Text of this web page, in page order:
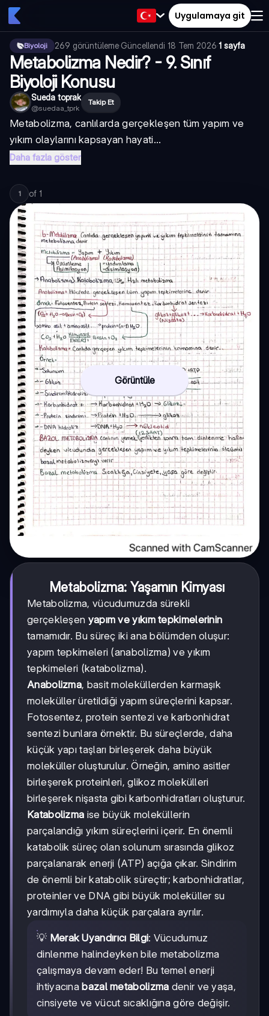
Uygulamaya git
Biyoloji 269 görüntüleme·Güncellendi 18 Tem 2026·1 sayfa
Metabolizma Nedir? - 9. Sınıf
Biyoloji Konusu
Sueda toprak
@suedaa_tprk
Takip Et
Metabolizma, canlılarda gerçekleşen tüm yapım ve
yıkım olaylarını kapsayan hayati...
Daha fazla göster
1 of 1
Görüntüle
Metabolizma: Yaşamın Kimyası
Metabolizma, vücudumuzda sürekli
gerçekleşen yapım ve yıkım tepkimelerinin
tamamıdır. Bu süreç iki ana bölümden oluşur:
yapım tepkimeleri (anabolizma) ve yıkım
tepkimeleri (katabolizma).
Anabolizma, basit moleküllerden karmaşık
moleküller üretildiği yapım süreçlerini kapsar.
Fotosentez, protein sentezi ve karbonhidrat
sentezi bunlara örnektir. Bu süreçlerde, daha
küçük yapı taşları birleşerek daha büyük
moleküller oluşturulur. Örneğin, amino asitler
birleşerek proteinleri, glikoz molekülleri
birleşerek nişasta gibi karbonhidratları oluşturur.
Katabolizma ise büyük moleküllerin
parçalandığı yıkım süreçlerini içerir. En önemli
katabolik süreç olan solunum sırasında glikoz
parçalanarak enerji (ATP) açığa çıkar. Sindirim
de önemli bir katabolik süreçtir; karbonhidratlar,
proteinler ve DNA gibi büyük moleküller su
yardımıyla daha küçük parçalara ayrılır.
💡 Merak Uyandırıcı Bilgi: Vücudumuz
dinlenme halindeyken bile metabolizma
çalışmaya devam eder! Bu temel enerji
ihtiyacınabazal metabolizma denir ve yaşa,
cinsiyete ve vücut sıcaklığına göre değişir.